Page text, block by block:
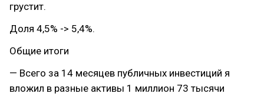
грустит.
Доля 4,5% -> 5,4%.
Общие итоги
— Всего за 14 месяцев публичных инвестиций я
вложил в разные активы 1 миллион 73 тысячи